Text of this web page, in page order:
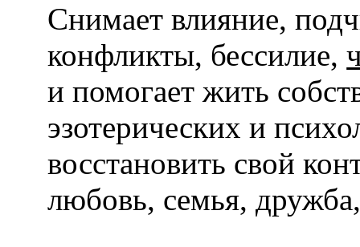
Снимает влияние,
конфликты, бессилие,
и помогает жить
эзотерических и
восстановить свой
любовь, семья,